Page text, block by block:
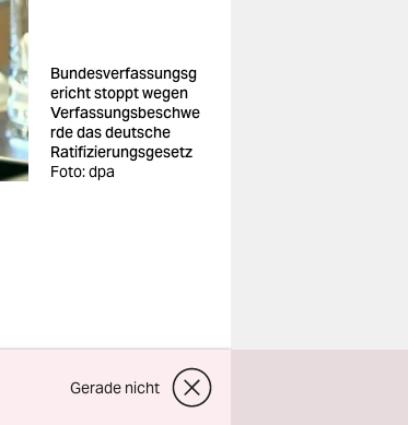
Bundesverfassungsg
ericht stoppt wegen
Verfassungsbeschwe
rde das deutsche
Ratifizierungsgesetz
Foto: dpa
Gerade nicht